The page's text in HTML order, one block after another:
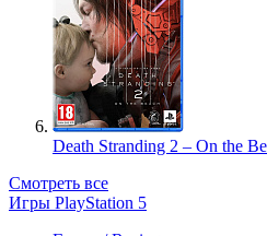
Death Stranding 2 – On the
Смотреть все
Игры PlayStation 5